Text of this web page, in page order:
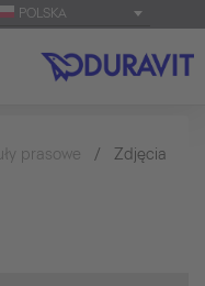
POLSKA
prasowe
Zdjęcia